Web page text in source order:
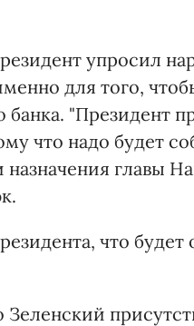
упросил
для того,
банка. "Президент
что надо будет
главы
что
Зеленский